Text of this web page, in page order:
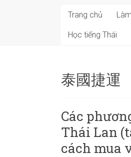
Trang chủ
Học tiếng Thái
泰國捷運
Các
Thái Lan
cách mua